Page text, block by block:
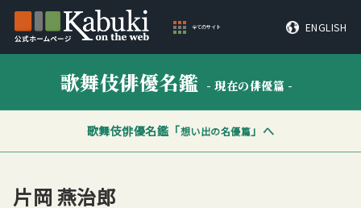
全てのサイト ENGLISH
歌舞伎俳優名鑑 - 現在の俳優篇 -
歌舞伎俳優名鑑「想い出の名優篇」へ
片岡 燕治郎